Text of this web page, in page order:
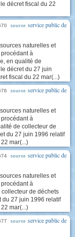
décret fiscal du 22
source service public de
naturelles et
procédant à
en qualité de
décret du 27 juin
fiscal du 22 mar(...)
source service public de
naturelles et
procédant à
de collecteur de
du 27 juin 1996 relatif
mar(...)
source service public de
naturelles et
procédant à
de déchets
du 27 juin 1996 relatif
mar(...)
source service public de